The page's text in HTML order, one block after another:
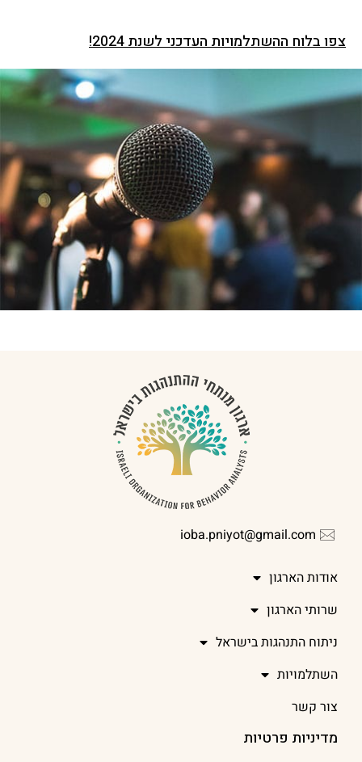
צפו בלוח ההשתלמויות העדכני לשנת 2024!
ioba.pniyot@gmail.com
אודות הארגון
שרותי הארגון
ניתוח התנהגות בישראל
השתלמויות
צור קשר
מדיניות פרטיות